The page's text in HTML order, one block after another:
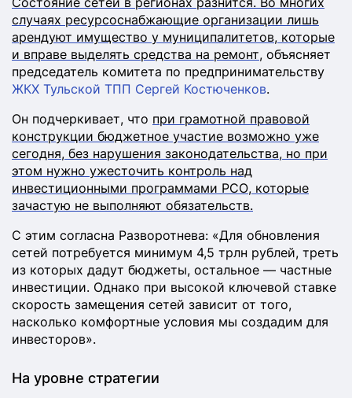
случаях ресурсоснабжающие организации лишь
арендуют имущество у муниципалитетов, которые
и вправе выделять средства на ремонт, объясняет
председатель комитета по предпринимательству
ЖКХ Тульской ТПП Сергей Костюченков.
Он подчеркивает, что при грамотной правовой
конструкции бюджетное участие возможно уже
сегодня, без нарушения законодательства, но при
этом нужно ужесточить контроль над
инвестиционными программами РСО, которые
зачастую не выполняют обязательств.
С этим согласна Разворотнева: «Для обновления
сетей потребуется минимум 4,5 трлн рублей, треть
из которых дадут бюджеты, остальное — частные
инвестиции. Однако при высокой ключевой ставке
скорость замещения сетей зависит от того,
насколько комфортные условия мы создадим для
инвесторов».
На уровне стратегии